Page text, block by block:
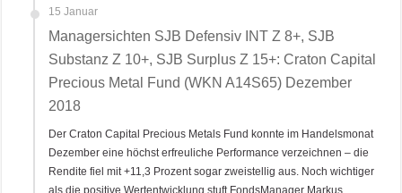
15 Januar
Managersichten SJB Defensiv INT Z 8+, SJB
Substanz Z 10+, SJB Surplus Z 15+: Craton Capital
Precious Metal Fund (WKN A14S65) Dezember
2018
Der Craton Capital Precious Metals Fund konnte im Handelsmonat
Dezember eine höchst erfreuliche Performance verzeichnen – die
Rendite fiel mit +11,3 Prozent sogar zweistellig aus. Noch wichtiger
als die positive Wertentwicklung stuft FondsManager Markus